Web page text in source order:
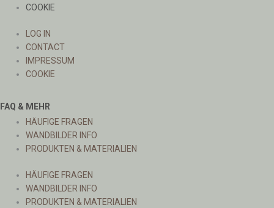
COOKIE
LOG IN
CONTACT
IMPRESSUM
COOKIE
FAQ & MEHR
HÄUFIGE FRAGEN
WANDBILDER INFO
PRODUKTEN & MATERIALIEN
HÄUFIGE FRAGEN
WANDBILDER INFO
PRODUKTEN & MATERIALIEN